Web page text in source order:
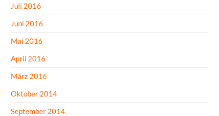
Juli 2016
Juni 2016
Mai 2016
April 2016
März 2016
Oktober 2014
September 2014